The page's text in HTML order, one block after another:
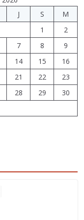
J S
M
1
2
7 8
9
14 15
16
21 22
23
28 29
30